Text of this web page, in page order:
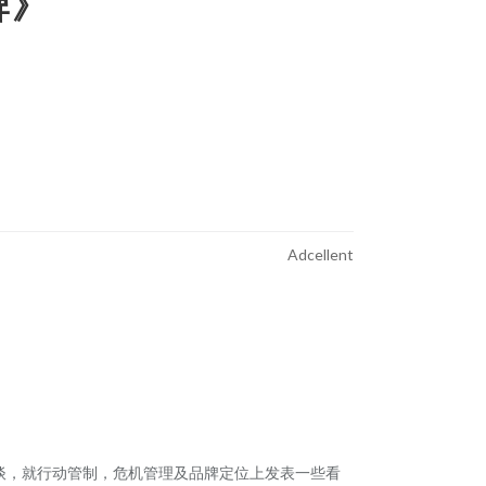
Adcellent
就行动管制，危机管理及品牌定位上发表一些看